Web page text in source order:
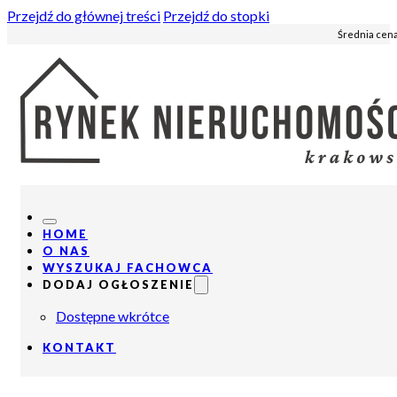
Przejdź do głównej treści Przejdź do stopki
Średnia
HOME
O NAS
WYSZUKAJ FACHOWCA
DODAJ OGŁOSZENIE
Dostępne wkrótce
KONTAKT